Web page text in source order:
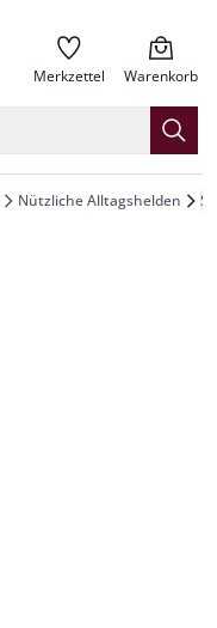
Merkzettel Warenkorb
Nützliche Alltagshelden